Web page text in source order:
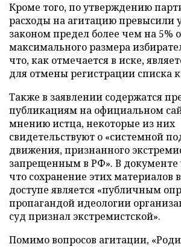
Кроме того, по утверждению
расходы на агитацию превысили
законом предел более чем на 5%
максимального размера
что, как отмечается в иске,
для отмены регистрации списка
Также в заявлении содержатся
публикациям на официальном
мнению истца, некоторые из них
свидетельствуют о «системной
движения, признанного
запрещенным в РФ». В документе
что сохранение этих материалов
доступе является «публичным
пропагандой идеологии
суд признал экстремистской».
Помимо вопросов агитации,